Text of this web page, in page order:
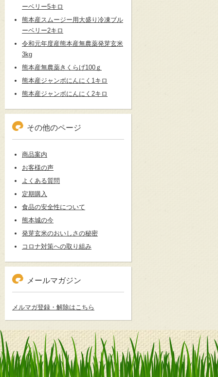
ーベリー5キロ
熊本産スムージー用大盛り冷凍ブル
ーベリー2キロ
令和元年度産熊本産無農薬発芽玄米
3kg
熊本産無農薬きくらげ100ｇ
熊本産ジャンボにんにく1キロ
熊本産ジャンボにんにく2キロ
その他のページ
商品案内
お客様の声
よくある質問
定期購入
食品の安全性について
熊本城の今
発芽玄米のおいしさの秘密
コロナ対策への取り組み
メールマガジン
メルマガ登録・解除はこちら